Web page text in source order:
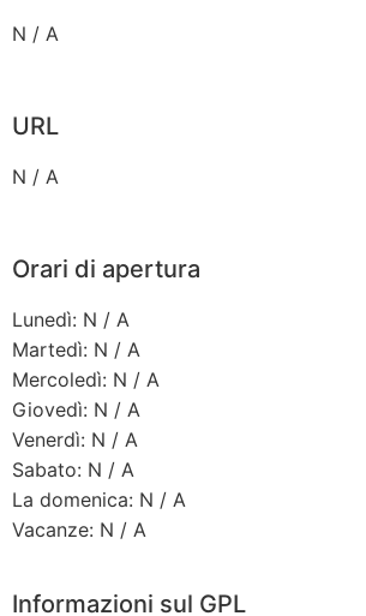
N / A
URL
N / A
Orari di apertura
Lunedì: N / A
Martedì: N / A
Mercoledì: N / A
Giovedì: N / A
Venerdì: N / A
Sabato: N / A
La domenica: N / A
Vacanze: N / A
Informazioni sul GPL